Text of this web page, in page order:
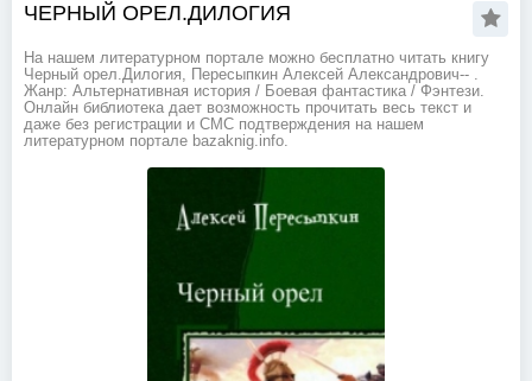
ЧЕРНЫЙ ОРЕЛ.ДИЛОГИЯ
На нашем литературном портале можно бесплатно читать книгу
Черный орел.Дилогия, Пересыпкин Алексей Александрович-- .
Жанр: Альтернативная история / Боевая фантастика / Фэнтези.
Онлайн библиотека дает возможность прочитать весь текст и
даже без регистрации и СМС подтверждения на нашем
литературном портале bazaknig.info.